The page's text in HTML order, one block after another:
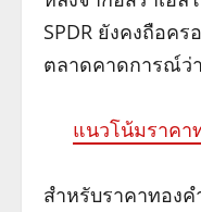
SPDR ยังคงถือค
ตลาดคาดการณ์ว่
แนวโน้มราคา
สำหรับราคาทอง